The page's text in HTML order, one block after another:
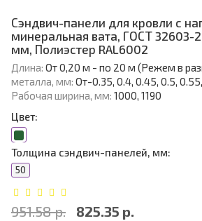
Сэндвич-панели для кровли с
минеральная вата, ГОСТ 32603-
мм, Полиэстер RAL6002
Длина: От 0,20 м - по 20 м (Режем в
металла, мм: От-0.35, 0.4, 0.45, 0.5,
Рабочая ширина, мм: 1000, 1190
Цвет:
Толщина сэндвич-панелей, мм:
50
951.58 р. 825.35 р.